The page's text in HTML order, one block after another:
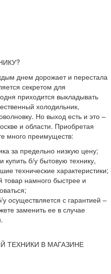
днем дорожает и перестала
секретом для
приходится выкладывать
холодильник,
Но выход есть и это –
и области. Приобретая
много преимуществ:
за предельно низкую цену;
купить б/у бытовую технику,
технические характеристики;
намного быстрее и
осуществляется с гарантией –
заменить ее в случае
ТЕХНИКИ В МАГАЗИНЕ